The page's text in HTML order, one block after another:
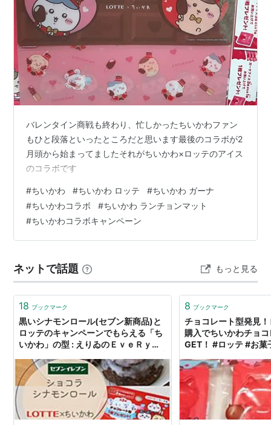
バレンタイン商戦も終わり、忙しかったちいかわファン
もひと段落といったところだと思います最後のコラボが2
月頭から始まってましたそれがちいかわ×ロッテのアイス
のコラボです
#ちいかわ #ちいかわ ロッテ #ちいかわ ガーナ
#ちいかわコラボ #ちいかわ ランチョンマット
#ちいかわコラボキャンペーン
ネットで話題 もっと見る
18 ブックマーク
黒いシナモンロール(セブン新商品)と
ロッテのキャンペーンでもらえる「ち
いかわ」の型 : えりゐのＥｖｅＲｙ
ログ
8 ブックマーク
チョコレート型発見
購入でちいかわチョ
GET！ #ロッテ #お菓